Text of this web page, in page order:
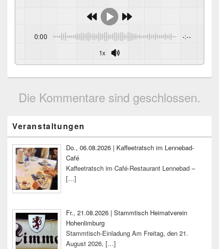
0:00 -:--
1x
Die Kommentare sind geschlossen.
Seitenleisten-
Widgetbereich
Veranstaltungen
Do., 06.08.2026 | Kaffeetratsch im Lennebad-
Café
Kaffeetratsch im Café-Restaurant Lennebad –
[…]
Fr., 21.08.2026 | Stammtisch Heimatverein
Hohenlimburg
Stammtisch-Einladung Am Freitag, den 21.
August 2026, […]